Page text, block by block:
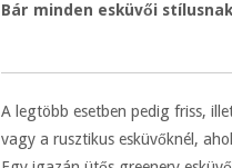
Bár minden esküvői
A legtöbb esetben pedig friss,
vagy a rusztikus esküvőknél,